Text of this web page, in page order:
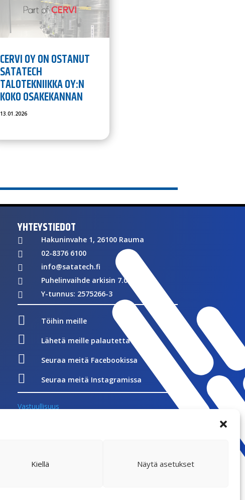
Kiellä Näytä asetukset
CERVI OY ON OSTANUT
SATATECH
TALOTEKNIIKKA OY:N
KOKO OSAKEKANNAN
13.01.2026
YHTEYSTIEDOT
 Hakuninvahe 1, 26100 Rauma
 02-8376 6100
 info@satatech.fi
 Puhelinvaihde arkisin 7.00-16.00
 Y-tunnus: 2575266-3
 Töihin meille
 Lähetä meille palautetta
 Seuraa meitä Facebookissa
 Seuraa meitä Instagramissa
Vastuullisuus